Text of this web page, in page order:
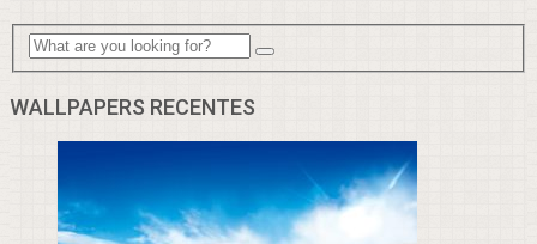
WALLPAPERS RECENTES